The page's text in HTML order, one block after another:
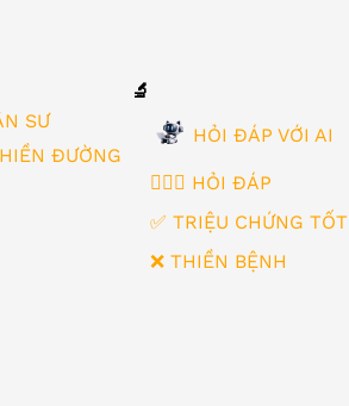
SƯ
ĐƯỜNG
🔬
HỎI ĐÁP VỚI AI
🙋🏻‍♂️ HỎI ĐÁP
✅ TRIỆU CHỨNG TỐT
❌ THIỀN BỆNH